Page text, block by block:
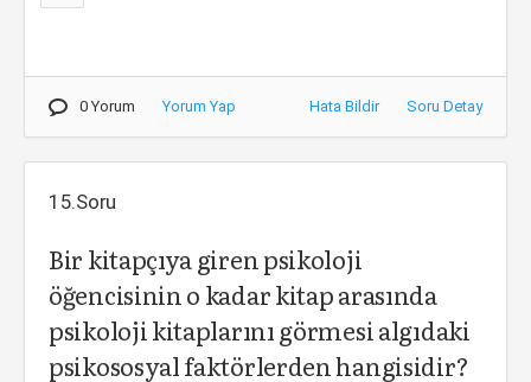
0 Yorum Yorum Yap Hata Bildir Soru Detay
15.Soru
Bir kitapçıya giren psikoloji
öğencisinin o kadar kitap arasında
psikoloji kitaplarını görmesi algıdaki
psikososyal faktörlerden hangisidir?